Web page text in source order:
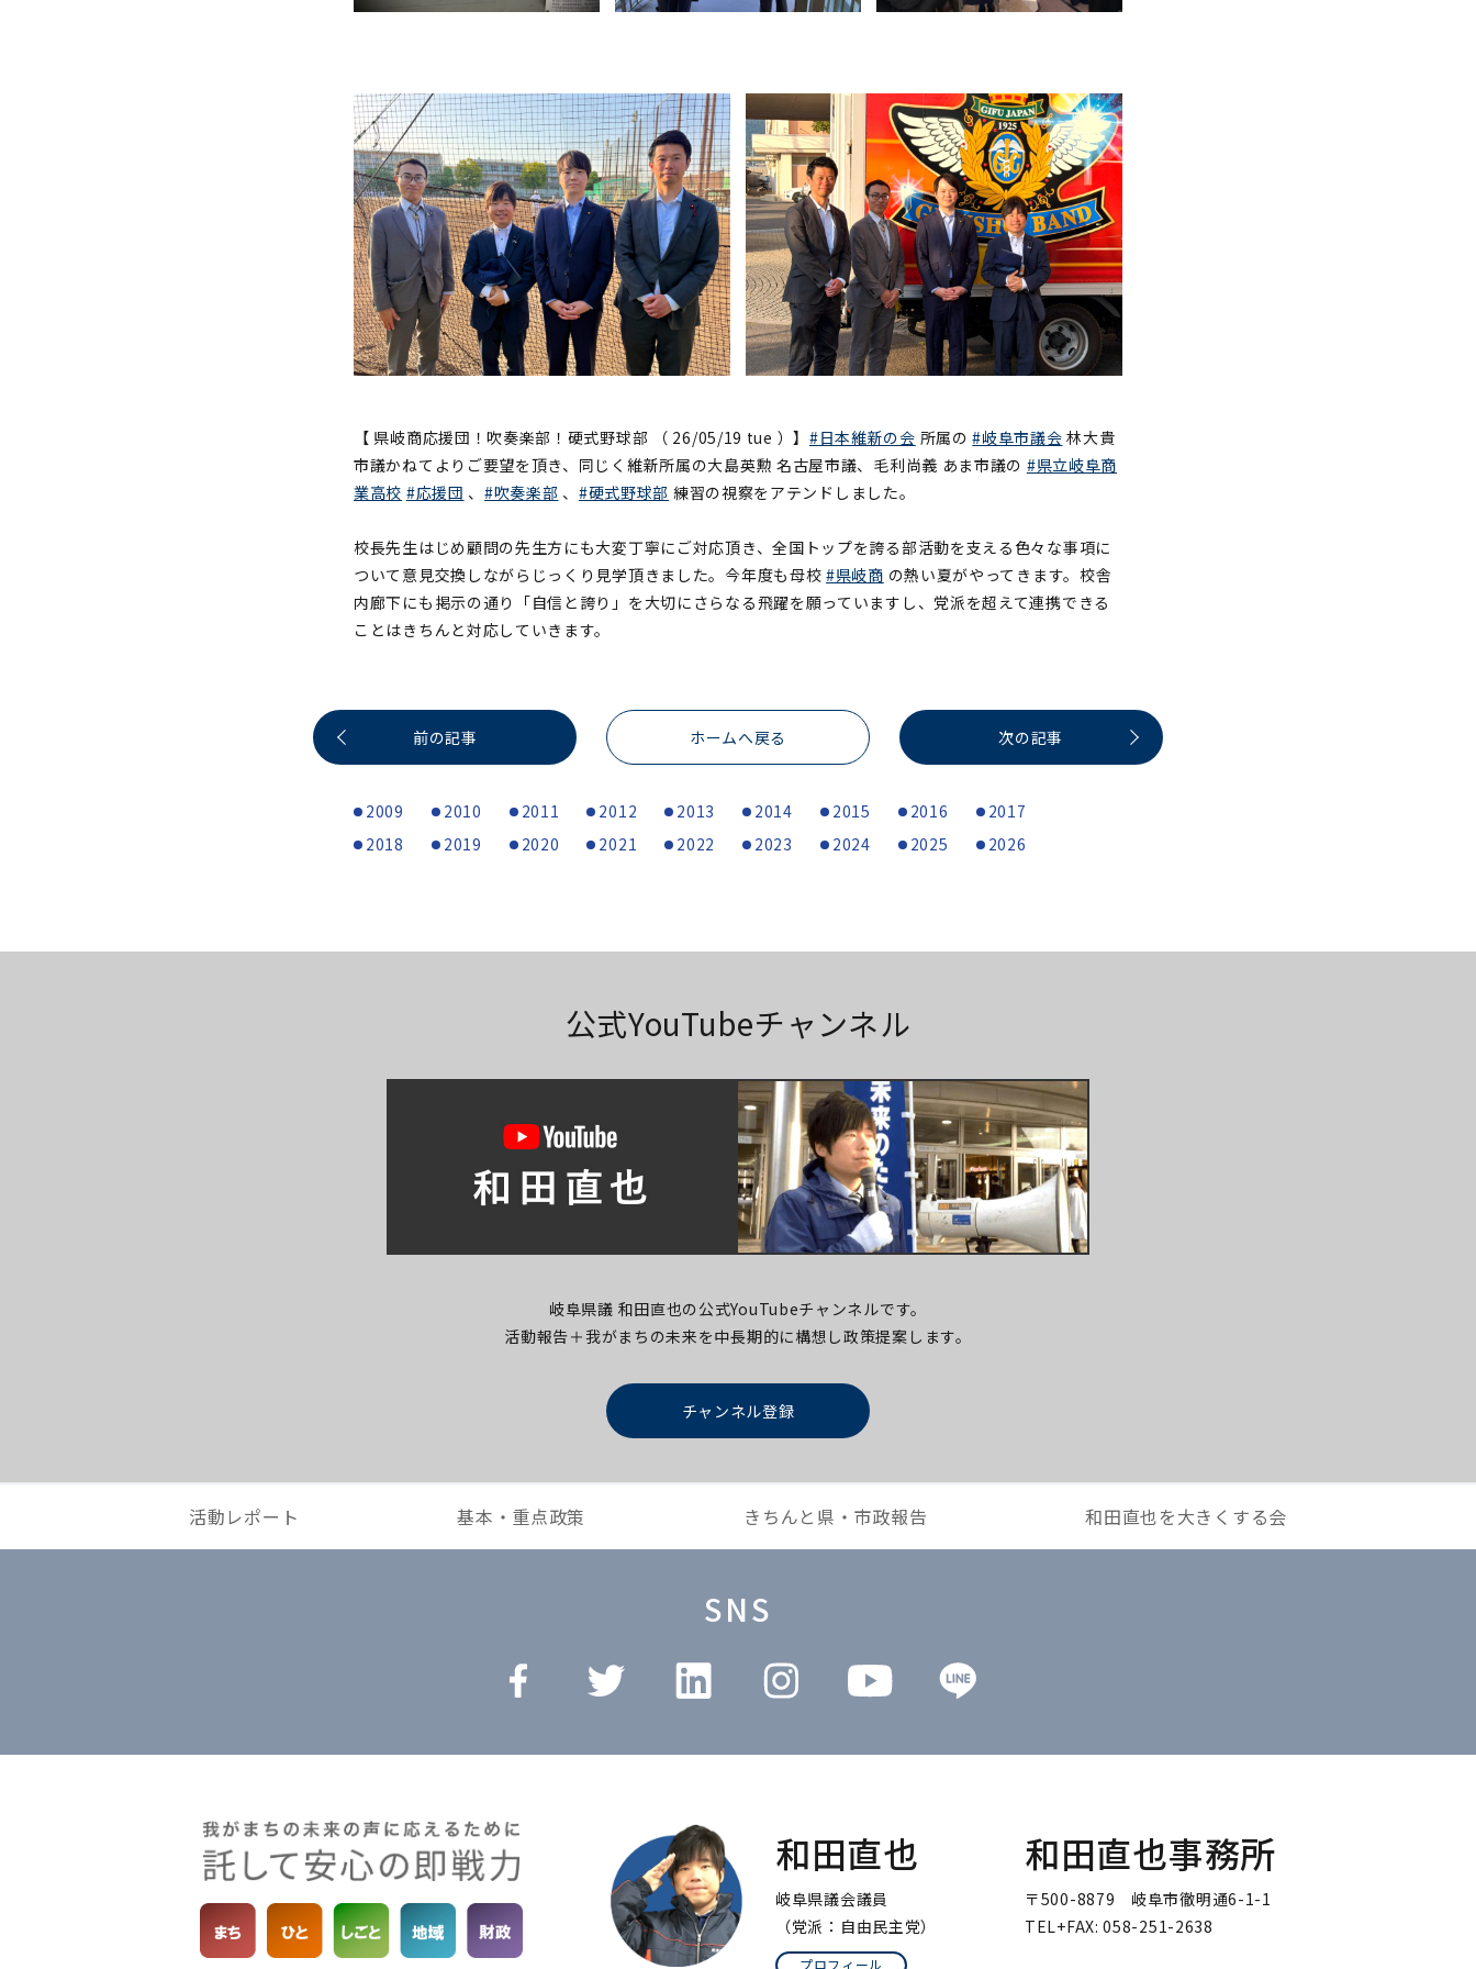
【 県岐商応援団！吹奏楽部！硬式野球部 （ 26/05/19 tue ）】 #日本維新の会 所属の#岐阜市議会 林大貴
市議かねてよりご要望を頂き、同じく維新所属の大島英勲 名古屋市議、毛利尚義 あま市議の #県立岐阜商
業高校 #応援団 、#吹奏楽部 、 #硬式野球部 練習の視察をアテンドしました。
校長先生はじめ顧問の先生方にも大変丁寧にご対応頂き、全国トップを誇る部活動を支える色々な事項に
ついて意見交換しながらじっくり見学頂きました。今年度も母校#県岐商 の熱い夏がやってきます。校舎
内廊下にも掲示の通り「自信と誇り」を大切にさらなる飛躍を願っていますし、党派を超えて連携できる
ことはきちんと対応していきます。
前の記事 ホームへ戻る 次の記事
2009 2010 2011 2012 2013 2014 2015 2016
2017
2018
2019 2020 2021 2022 2023 2024 2025 2026
公式YouTubeチャンネル
岐阜県議 和田直也の公式YouTubeチャンネルです。
活動報告＋我がまちの未来を中長期的に構想し政策提案します。
チャンネル登録
活動レポート 基本・重点政策 きちんと県・市政報告 和田直也を大きくする会
SNS
和田直也
岐阜県議会議員
（党派：自由民主党）
プロフィール
和田直也事務所
〒500-8879 岐阜市徹明通6-1-1
TEL+FAX: 058-251-2638